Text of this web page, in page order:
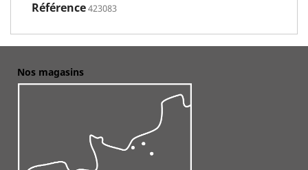
Référence423083
Nos magasins